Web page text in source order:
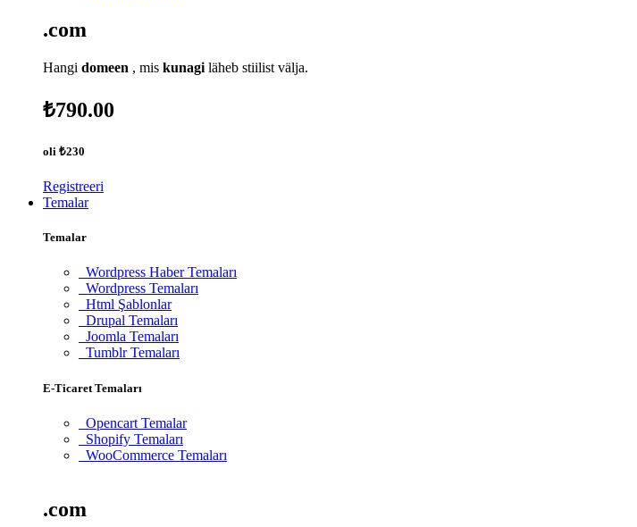
.com
Hangi domeen , mis kunagi läheb stiilist välja.
₺790.00
oli ₺230
Registreeri
Temalar
Temalar
Wordpress Haber Temaları
Wordpress Temaları
Html Şablonlar
Drupal Temaları
Joomla Temaları
Tumblr Temaları
E-Ticaret Temaları
Opencart Temalar
Shopify Temaları
WooCommerce Temaları
.com